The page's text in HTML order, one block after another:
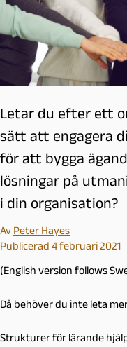
Letar du efter ett
sätt att engagera
för att bygga
lösningar på
i din organisation?
Av Peter Hayes
Publicerad 4 februari 2021
(English version follows
Då behöver du inte leta
Strukturer för lärande